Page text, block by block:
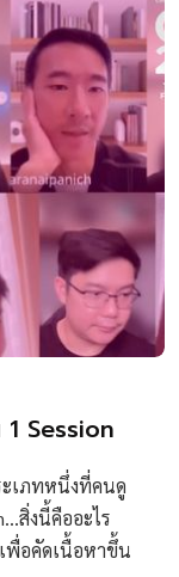
1 Session
ะเภทหนึ่งที่คนดู
สิ่งนี้คืออะไร
พื่อคัดเนื้อหาขึ้น